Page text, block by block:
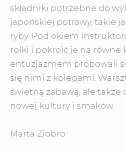
składniki potrzebne do
japońskiej potrawy, takie
ryby. Pod okiem
rolki i pokroić je na równe
entuzjazmem próbowali
się nimi z kolegami.
świetną zabawą, ale także
nowej kultury i smaków.
Marta Ziobro